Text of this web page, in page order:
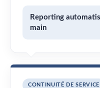
Reporting
main
CONTINUITÉ DE SERVICE